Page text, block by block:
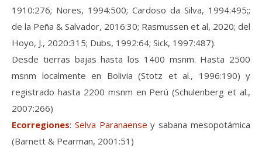
1910:276; Nores, 1994:500; Cardoso da Silva, 1994:495;;
de la Peña & Salvador, 2016:30; Rasmussen et al, 2020; del
Hoyo, J., 2020:315; Dubs, 1992:64; Sick, 1997:487).
Desde tierras bajas hasta los 1400 msnm. Hasta 2500
msnm localmente en Bolivia (Stotz et al., 1996:190) y
registrado hasta 2200 msnm en Perú (Schulenberg et al.,
2007:266)
Ecorregiones: Selva Paranaense y sabana mesopotámica
(Barnett & Pearman, 2001:51)